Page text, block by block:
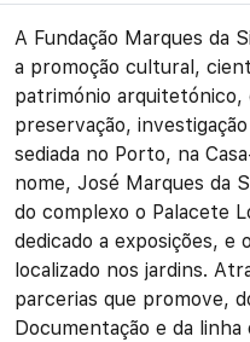
A Fundação Marques da
a promoção cultural,
património arquitetónico,
preservação,
sediada no Porto, na
nome, José Marques da
do complexo o Palacete
dedicado a exposições, e
localizado nos jardins.
parcerias que promove,
Documentação e da linha